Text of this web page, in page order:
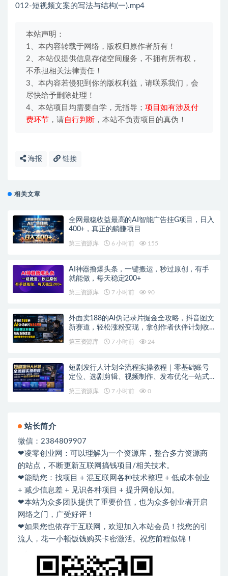
012-短视频文案的写法与结构(一).mp4
本站声明：
1、本内容转载于网络，版权归原作者所有！
2、本站仅提供信息存储空间服务，不拥有所有权，
不承担相关法律责任！
3、本内容若侵犯到你的版权利益，请联系我们，会
尽快给予删除处理！
4、本站项目均需要自学，无指导； 项目如有涉及付
费环节 ，请自行判断 ，本站不负责项目的真伪！
海报 链接
相关文章
全网最稳收益最高的AI智能广告挂G项目，日入
400+，真正的躺賺项目
第三资源库 6 小时前 155
AI神器撸爆头条，一键搬运，秒过原创，有手
就能做，每天稳定200+
第三资源库 7 小时前 90
外面卖188的AI伪记录片掘金全攻略，抖音图文
新赛道，轻松涨粉变现，拿创作者伙伴计划收
第三资源库 7 小时前 24
短剧发行人计划全流程实操教程｜零基础账号
定位、选剧剪辑、视频制作、发布优化一站式
第三资源库 7 小时前 0
站长简介
微信：2384809907
❤凌零创业网：可以理解为一个资源库，整合多方资源商
的站点，不断更新互联网搞钱项目/相关技术。
❤能助您：找项目 + 混互联网各种技术整理 + 低成本创业
+ 减少信息差 + 见识各种项目 + 提升网创认知。
❤本站为众多团队提供了重要价值，也为众多创业者开启
网络之门，广受好评！
❤如果您也依存于互联网，欢迎加入本站会员！找您的引
流人，花一小顿饭钱购买卡密激活。祝您前程似锦！